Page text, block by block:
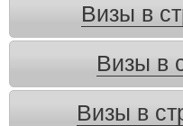
Визы в
Визы в
Визы в